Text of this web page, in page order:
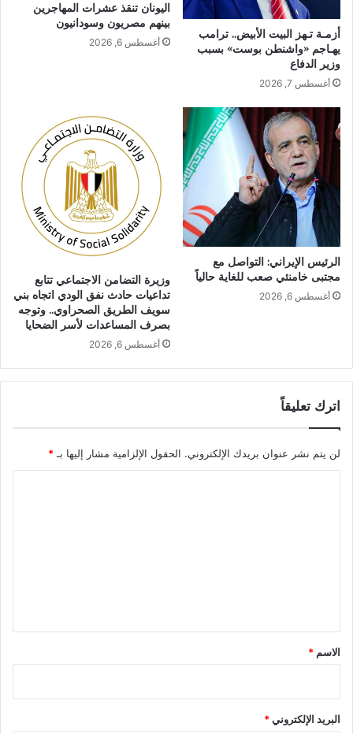
أزمـة تـهز البيت الأبيض.. ترامب
يهـاجم «واشنطن بوست» بسبب
وزير الدفاع
أغسطس 7, 2026
اليونان تنقذ عشرات المهاجرين
بينهم مصريون وسودانيون
أغسطس 6, 2026
الرئيس الإيراني: التواصل مع
مجتبى خامنئي صعب للغاية حالياً
أغسطس 6, 2026
وزيرة التضامن الاجتماعي تتابع
تداعيات حادث نفق الودي اتجاه بني
سويف الطريق الصحراوي.. وتوجه
بصرف المساعدات لأسر الضحايا
أغسطس 6, 2026
اترك تعليقاً
لن يتم نشر عنوان بريدك الإلكتروني. الحقول الإلزامية مشار إليها بـ *
*
الاسم *
البريد الإلكتروني*